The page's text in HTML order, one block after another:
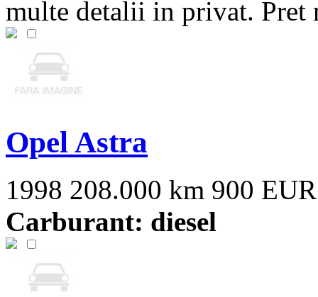
multe detalii in privat. Pret
Opel Astra
1998 208.000 km 900 EUR
Carburant: diesel